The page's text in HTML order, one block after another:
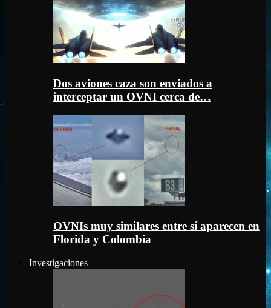
Dos aviones caza son enviados a
interceptar un OVNI cerca de…
OVNIs muy similares entre sí aparecen en
Florida y Colombia
Investigaciones